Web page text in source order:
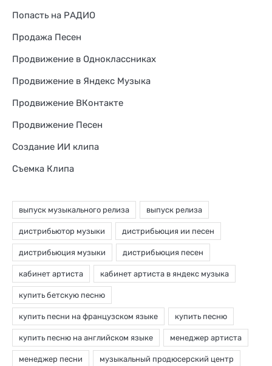
Попасть на РАДИО
Продажа Песен
Продвижение в Одноклассниках
Продвижение в Яндекс Музыка
Продвижение ВКонтакте
Продвижение Песен
Создание ИИ клипа
Съемка Клипа